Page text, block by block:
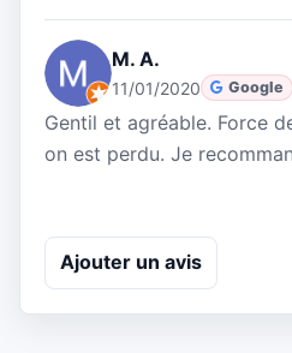
M. A.
11/01/2020 Google
Gentil et agréable. Force
on est perdu. Je
Ajouter un avis